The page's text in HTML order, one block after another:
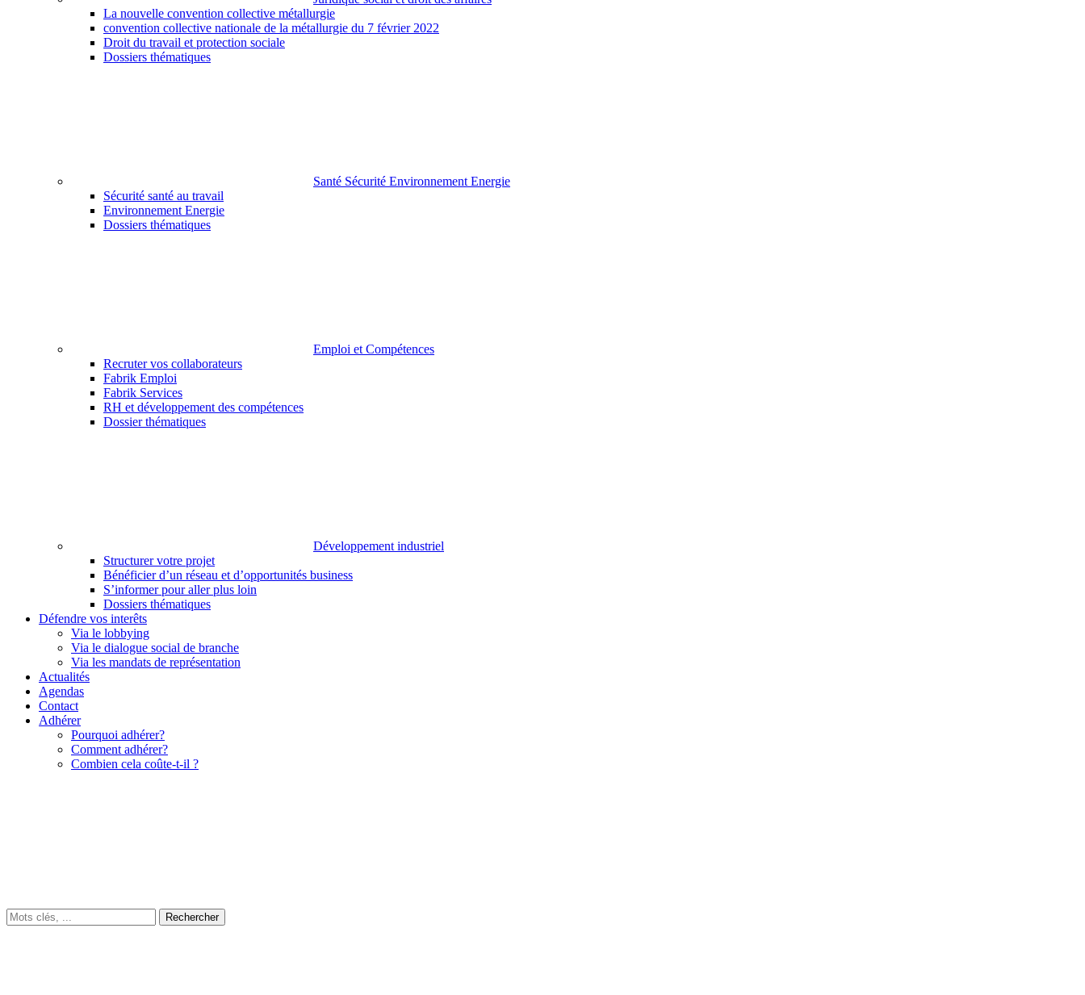
La nouvelle convention collective métallurgie
convention collective nationale de la métallurgie du 7 février 2022
Droit du travail et protection sociale
Dossiers thématiques
Santé Sécurité Environnement Energie
Sécurité santé au travail
Environnement Energie
Dossiers thématiques
Emploi et Compétences
Recruter vos collaborateurs
Fabrik Emploi
Fabrik Services
RH et développement des compétences
Dossier thématiques
Développement industriel
Structurer votre projet
Bénéficier d’un réseau et d’opportunités business
S’informer pour aller plus loin
Dossiers thématiques
Défendre vos interêts
Via le lobbying
Via le dialogue social de branche
Via les mandats de représentation
Actualités
Agendas
Contact
Adhérer
Pourquoi adhérer?
Comment adhérer?
Combien cela coûte-t-il ?